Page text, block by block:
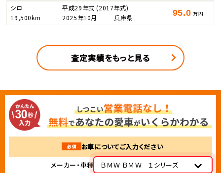
シロ 平成29年式(2017年式)
19,500km
2025年10月 兵庫県 95.0 万円
査定実績をもっと見る
必須
お車についてご入力ください
メーカー・車種
ＢＭＷ ＢＭＷ １シリーズ